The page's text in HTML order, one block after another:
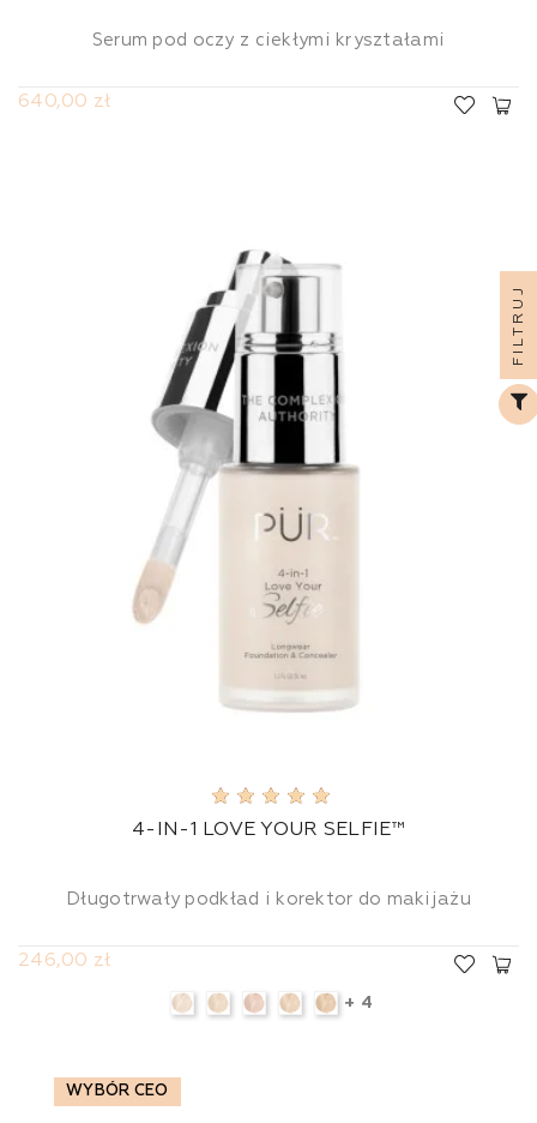
Serum pod oczy z ciekłymi kryształami
640,00 zł
4-IN-1 LOVE YOUR SELFIE™
Długotrwały podkład i korektor do makijażu
246,00 zł
+ 4
WYBÓR CEO
FILTRUJ